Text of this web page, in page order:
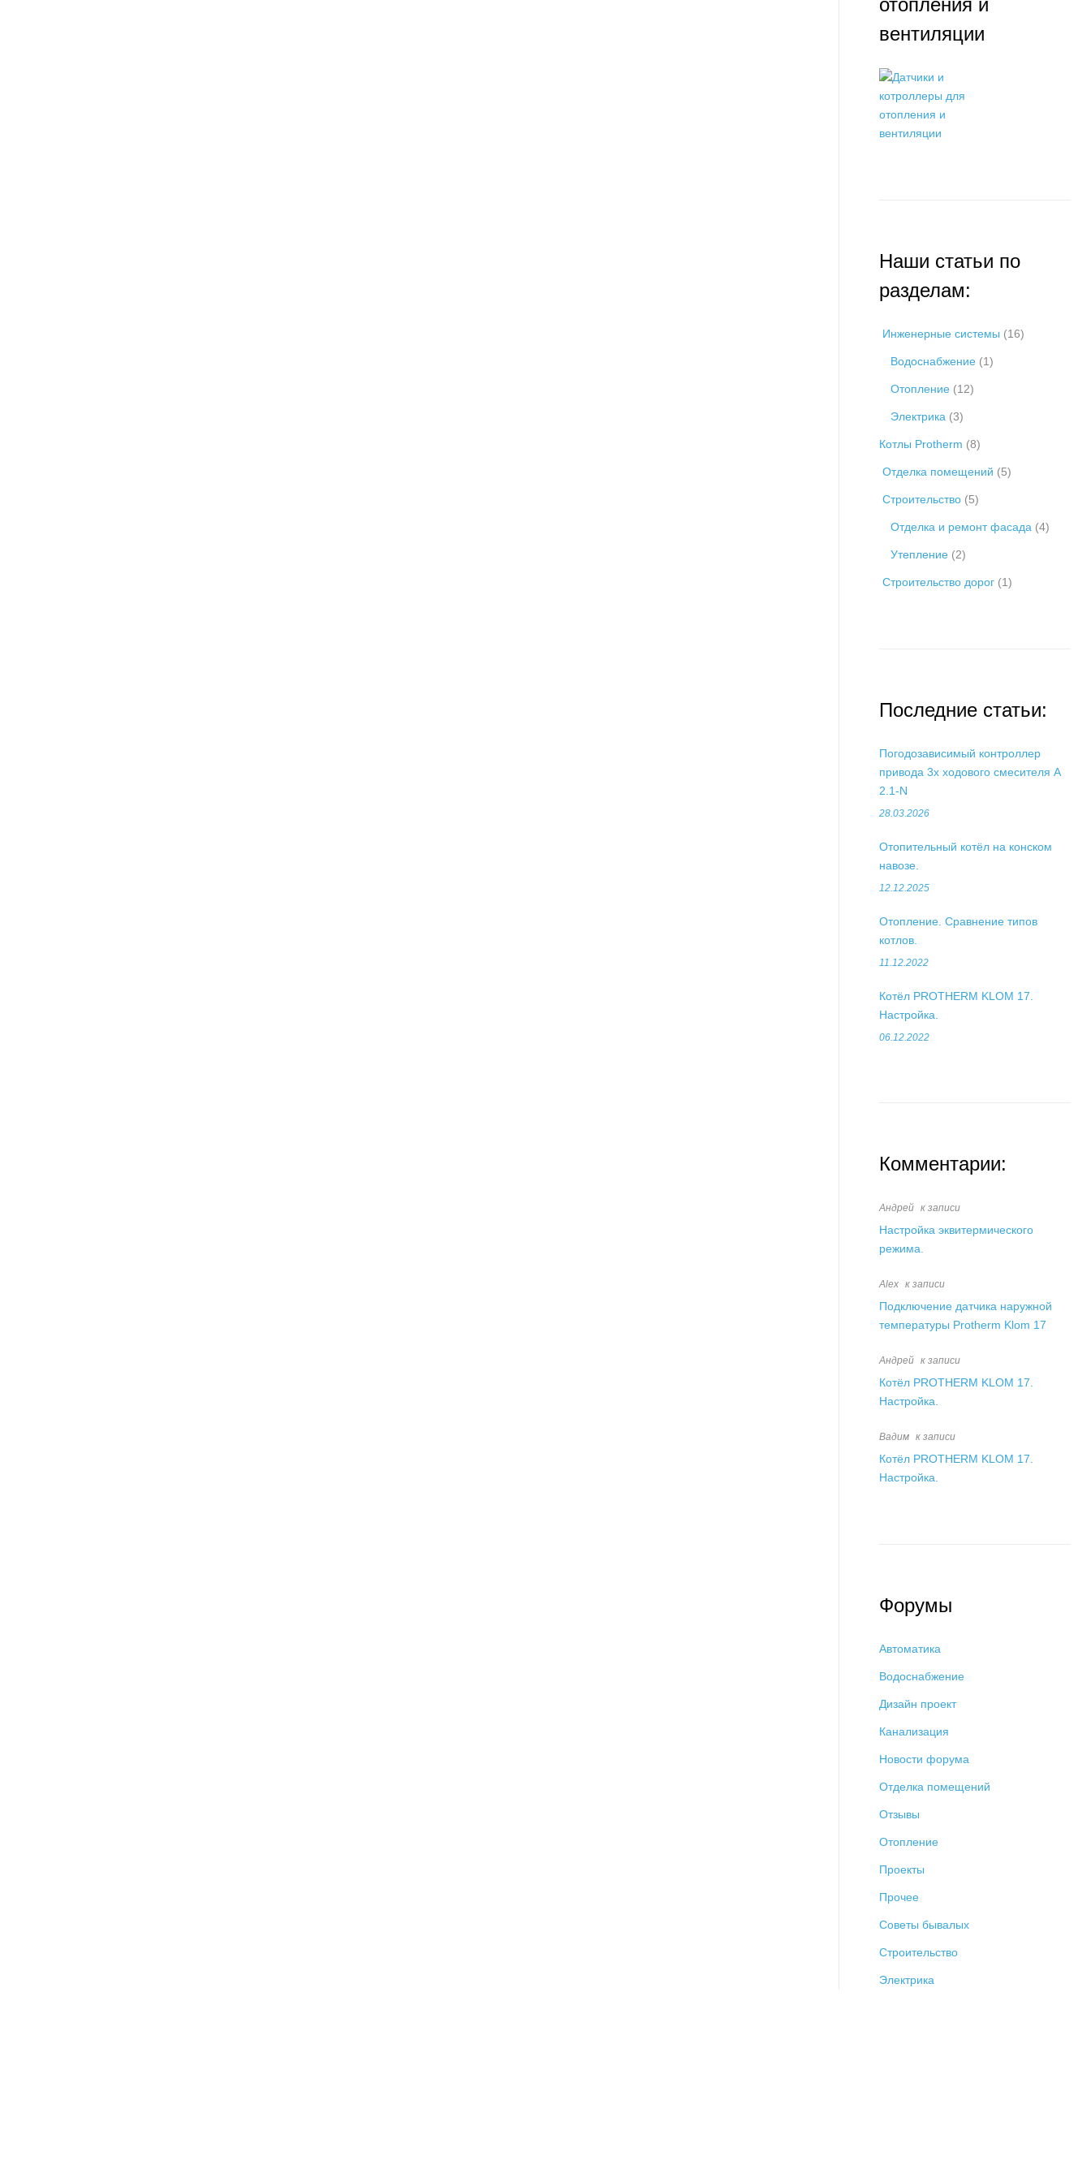
отопления и
вентиляции
Наши статьи по
разделам:
Инженерные системы (16)
Водоснабжение (1)
Отопление (12)
Электрика (3)
Котлы Protherm (8)
Отделка помещений (5)
Строительство (5)
Отделка и ремонт фасада (4)
Утепление (2)
Строительство дорог (1)
Последние статьи:
Погодозависимый контроллер
привода 3х ходового смесителя А
2.1-N
28.03.2026
Отопительный котёл на конском
навозе.
12.12.2025
Отопление. Сравнение типов
котлов.
11.12.2022
Котёл PROTHERM KLOM 17.
Настройка.
06.12.2022
Комментарии:
Андрей к записи
Настройка эквитермического
режима.
Alex к записи
Подключение датчика наружной
температуры Protherm Klom 17
Андрей к записи
Котёл PROTHERM KLOM 17.
Настройка.
Вадим к записи
Котёл PROTHERM KLOM 17.
Настройка.
Форумы
Автоматика
Водоснабжение
Дизайн проект
Канализация
Новости форума
Отделка помещений
Отзывы
Отопление
Проекты
Прочее
Советы бывалых
Строительство
Электрика